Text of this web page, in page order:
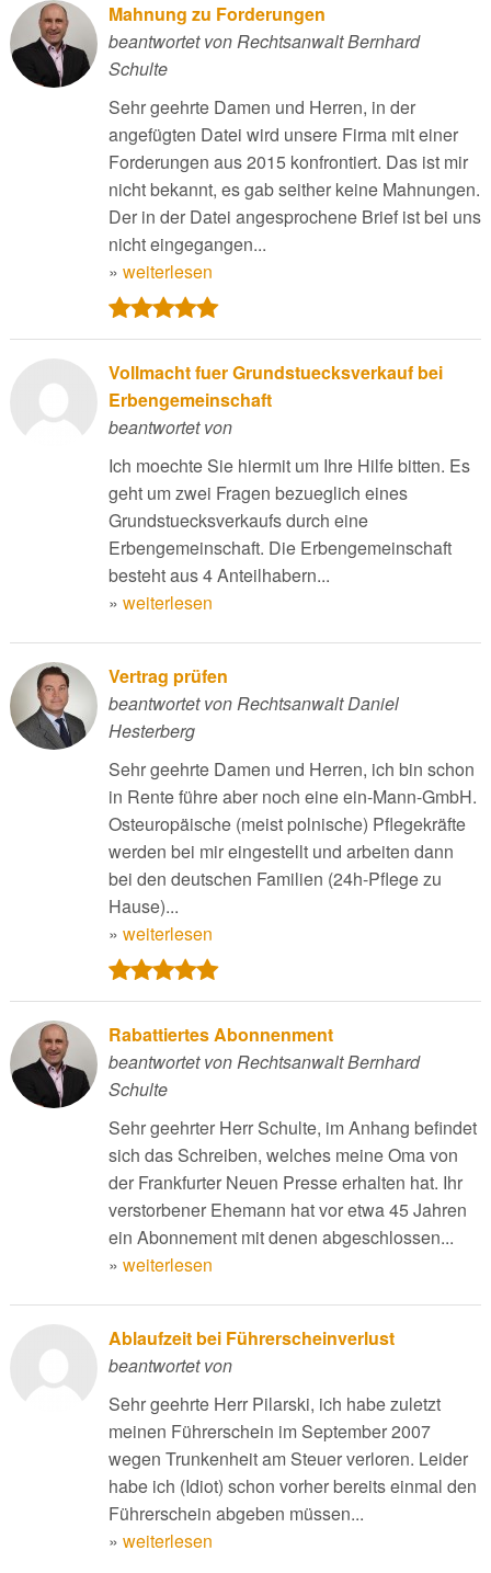
Mahnung zu Forderungen
beantwortet von Rechtsanwalt Bernhard
Schulte
Sehr geehrte Damen und Herren, in der
angefügten Datei wird unsere Firma mit einer
Forderungen aus 2015 konfrontiert. Das ist mir
nicht bekannt, es gab seither keine Mahnungen.
Der in der Datei angesprochene Brief ist bei uns
nicht eingegangen...
» weiterlesen
Vollmacht fuer Grundstuecksverkauf bei
Erbengemeinschaft
beantwortet von
Ich moechte Sie hiermit um Ihre Hilfe bitten. Es
geht um zwei Fragen bezueglich eines
Grundstuecksverkaufs durch eine
Erbengemeinschaft. Die Erbengemeinschaft
besteht aus 4 Anteilhabern...
» weiterlesen
Vertrag prüfen
beantwortet von Rechtsanwalt Daniel
Hesterberg
Sehr geehrte Damen und Herren, ich bin schon
in Rente führe aber noch eine ein-Mann-GmbH.
Osteuropäische (meist polnische) Pflegekräfte
werden bei mir eingestellt und arbeiten dann
bei den deutschen Familien (24h-Pflege zu
Hause)...
» weiterlesen
Rabattiertes Abonnenment
beantwortet von Rechtsanwalt Bernhard
Schulte
Sehr geehrter Herr Schulte, im Anhang befindet
sich das Schreiben, welches meine Oma von
der Frankfurter Neuen Presse erhalten hat. Ihr
verstorbener Ehemann hat vor etwa 45 Jahren
ein Abonnement mit denen abgeschlossen...
» weiterlesen
Ablaufzeit bei Führerscheinverlust
beantwortet von
Sehr geehrte Herr Pilarski, ich habe zuletzt
meinen Führerschein im September 2007
wegen Trunkenheit am Steuer verloren. Leider
habe ich (Idiot) schon vorher bereits einmal den
Führerschein abgeben müssen...
» weiterlesen